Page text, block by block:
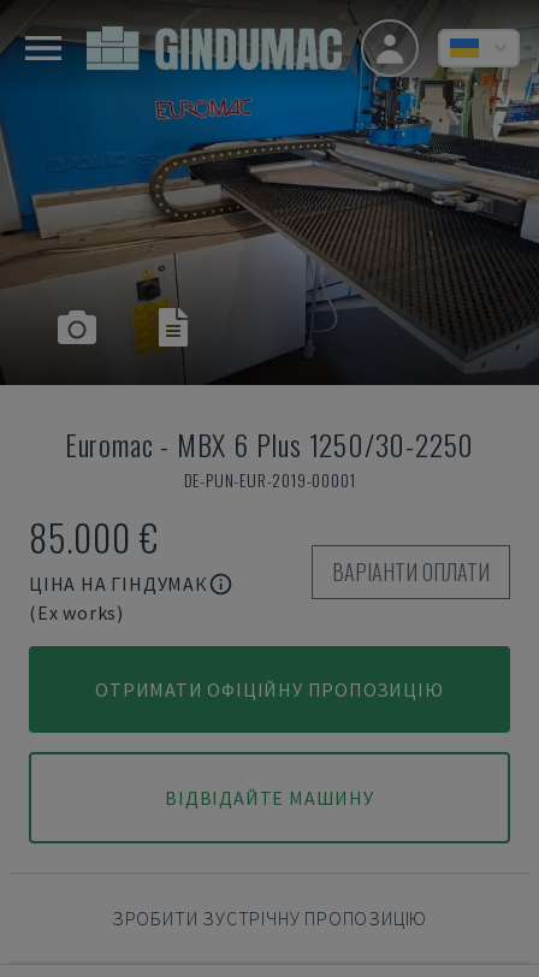
Euromac - MBX 6 Plus 1250/30-2250
DE-PUN-EUR-2019-00001
85.000 €
ЦІНА НА ГІНДУМАК
(Ex works)
ВАРІАНТИ ОПЛАТИ
ОТРИМАТИ ОФІЦІЙНУ ПРОПОЗИЦІЮ
ВІДВІДАЙТЕ МАШИНУ
ЗРОБИТИ ЗУСТРІЧНУ ПРОПОЗИЦІЮ